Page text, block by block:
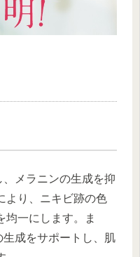
メラニンの生成を抑
より、ニキビ跡の色
均一にします。ま
成をサポートし、肌